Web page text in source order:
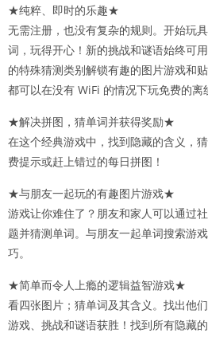
★纯粹、即时的乐趣★
无需注册，也没有复杂的规则。开始玩
词，玩得开心！新的挑战和谜语始终可
的特殊猜测类别解锁有趣的图片游戏和
都可以在没有 WiFi 的情况下玩免费的离
★解决拼图，猜单词并获得奖励★
在这个经典游戏中，找到隐藏的含义，
费提示或赶上错过的每日拼图！
★与朋友一起玩的有趣图片游戏★
游戏让你难住了？朋友和家人可以通过
题并猜测单词。与朋友一起单词搜索游
巧。
★简单而令人上瘾的逻辑益智游戏★
看四张图片；猜单词及其含义。找出他
游戏、挑战和谜语获胜！找到所有隐藏